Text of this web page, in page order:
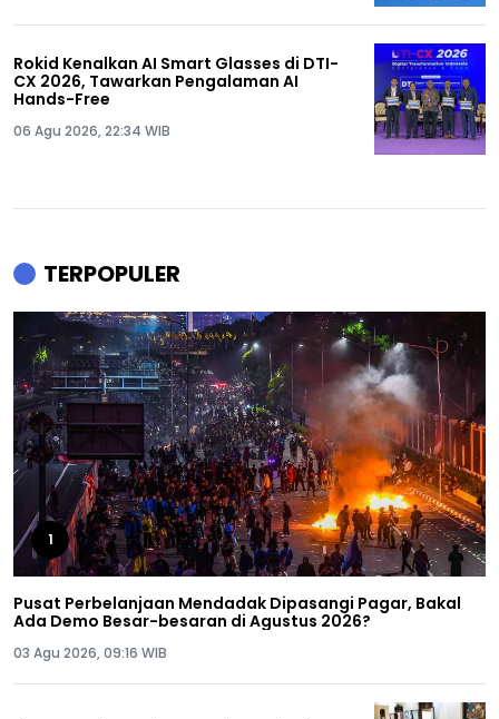
Rokid Kenalkan AI Smart Glasses di DTI-
CX 2026, Tawarkan Pengalaman AI
Hands-Free
06 Agu 2026, 22:34 WIB
TERPOPULER
1
Pusat Perbelanjaan Mendadak Dipasangi Pagar, Bakal
Ada Demo Besar-besaran di Agustus 2026?
03 Agu 2026, 09:16 WIB